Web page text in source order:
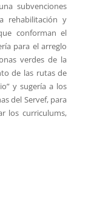
subvenciones
rehabilitación y
conforman el
para el arreglo
verdes de la
de las rutas de
y sugería a los
del Servef, para
los curriculums,